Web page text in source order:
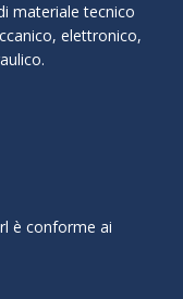
materiale tecnico
elettronico,
è conforme ai